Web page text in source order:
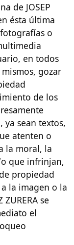
de JOSEP
ésta última
o
en todos
gozar
de los
sean textos,
atenten o
la moral, la
que infrinjan,
propiedad
la imagen o la
ZURERA se
el